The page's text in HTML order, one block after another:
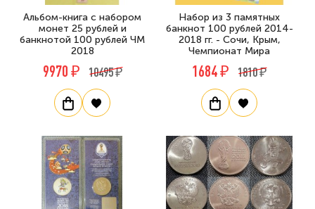
Альбом-книга с набором
монет 25 рублей и
банкнотой 100 рублей ЧМ
2018
9970 ₽ 10495 ₽
Набор из 3 памятных
банкнот 100 рублей 2014-
2018 гг. - Сочи, Крым,
Чемпионат Мира
1684 ₽ 1810 ₽